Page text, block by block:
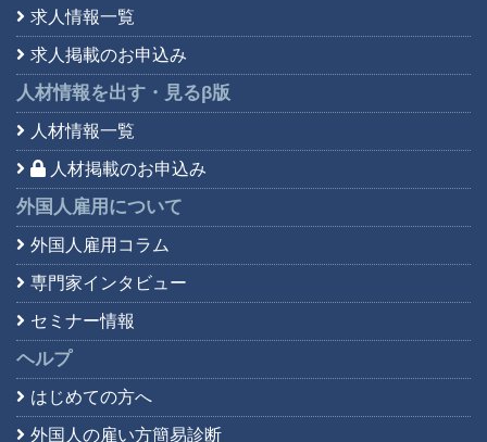
求人情報一覧
求人掲載のお申込み
人材情報を出す・見るβ版
人材情報一覧
人材掲載のお申込み
外国人雇用について
外国人雇用コラム
専門家インタビュー
セミナー情報
ヘルプ
はじめての方へ
外国人の雇い方簡易診断